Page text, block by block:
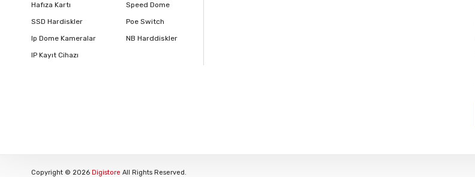
Hafıza Kartı
SSD Hardiskler
Ip Dome Kameralar
IP Kayıt Cihazı
Speed Dome
Poe Switch
NB Harddiskler
Copyright © 2026 Digistore All Rights Reserved.